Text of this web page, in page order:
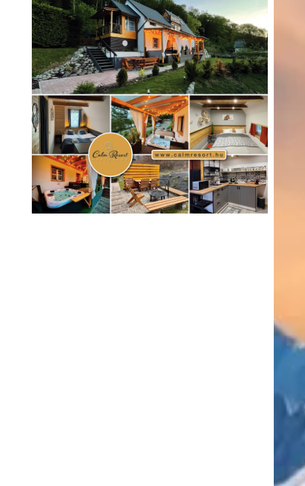
Tímea(240)Bajnokok Ligája(168) Birkózás(143) Bécs(214)
egészség (530) Európabajnokság(173)ferrari(139)
forma 1 (1165)Futball(760)futás(305)
Hosszú
Katinka(186)hungaroring(181)Jégkorong(148)kajakkenu
(138)karate(168)kickbox(204)kosárlabda(166)kézilabda
(448)Lewis Hamilton(168)magyar labdarúgóválogatott(148)
Mercedes(244)motorsport (153)Opel Dakar Team(132)Rali
Világbajnokság(122)Rendezvény(142)rio 2016(373)sport
(438)
Sportime Magazin(128)szabadidősport(316)Szalay
Balázs(126)tenisz(416)táplálkozás(155)utazás(126)
Video(247)világbajnokság (162)Világkupa(129)vitorlázás
(222)vívás(174)vízilabda(197)Érdi Mária(130)életmód
(416)úszás(361)